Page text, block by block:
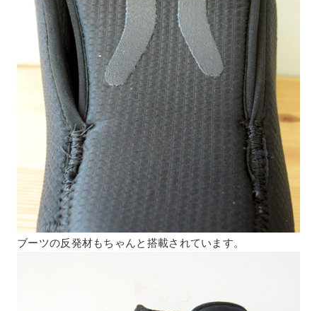
ブーツの反発材もちゃんと搭載されています。